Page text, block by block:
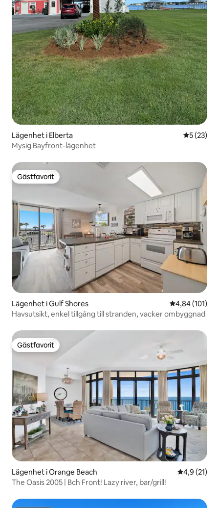
Lägenhet i Elberta 5 av 5 i
5 (23)
Mysig Bayfront-lägenhet
Gästfavorit
Gästfavorit
Lägenhet i Gulf Shores 4,84 av 5 i
4,84 (101)
Havsutsikt, enkel tillgång till stranden, vacker ombyggnad
Gästfavorit
Gästfavorit
Lägenhet i Orange Beach 4,9 av 5 i
4,9 (21)
The Oasis 2005 | Bch Front! Lazy river, bar/grill!